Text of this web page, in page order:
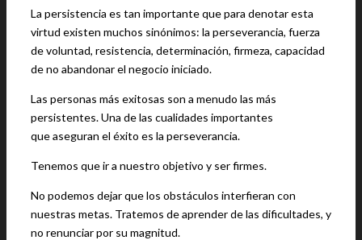
La persistencia es tan importante que para denotar esta
virtud existen muchos sinónimos: la perseverancia, fuerza
de voluntad, resistencia, determinación, firmeza, capacidad
de no abandonar el negocio iniciado.
Las personas más exitosas son a menudo las más
persistentes. Una de las cualidades importantes
que aseguran el éxito es la perseverancia.
Tenemos que ir a nuestro objetivo y ser firmes.
No podemos dejar que los obstáculos interfieran con
nuestras metas. Tratemos de aprender de las dificultades, y
no renunciar por su magnitud.